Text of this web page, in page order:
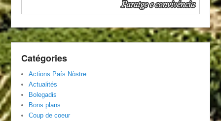
Catégories
Actions País Nòstre
Actualités
Bolegadis
Bons plans
Coup de coeur